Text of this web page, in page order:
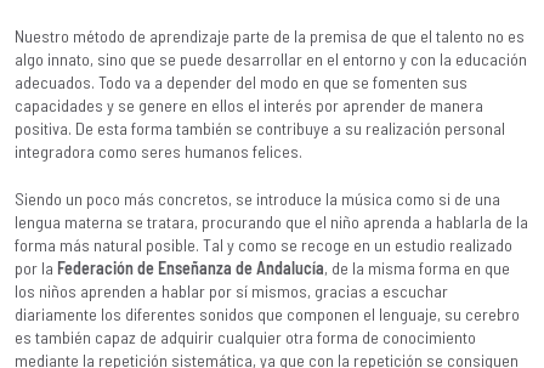
Nuestro método de aprendizaje parte de la premisa de que el talento no es
algo innato, sino que se puede desarrollar en el entorno y con la educación
adecuados. Todo va a depender del modo en que se fomenten sus
capacidades y se genere en ellos el interés por aprender de manera
positiva. De esta forma también se contribuye a su realización personal
integradora como seres humanos felices.
Siendo un poco más concretos, se introduce la música como si de una
lengua materna se tratara, procurando que el niño aprenda a hablarla de la
forma más natural posible. Tal y como se recoge en un estudio realizado
por la Federación de Enseñanza de Andalucía, de la misma forma en que
los niños aprenden a hablar por sí mismos, gracias a escuchar
diariamente los diferentes sonidos que componen el lenguaje, su cerebro
es también capaz de adquirir cualquier otra forma de conocimiento
mediante la repetición sistemática, ya que con la repetición se consiguen